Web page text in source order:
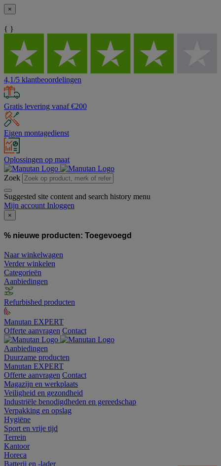
×
{ }
4,1/5 klantbeoordelingen
Gratis levering vanaf €200
Eigen montagedienst
Oplossingen op maat
Zoek
Suggested site content and search history menu
Mijn account Inloggen
×
% nieuwe producten: Toegevoegd
Naar winkelwagen
Verder winkelen
Categorieën
Aanbiedingen
Refurbished producten
Manutan EXPERT
Offerte aanvragen Contact
Aanbiedingen
Duurzame producten
Manutan EXPERT
Offerte aanvragen Contact
Magazijn en werkplaats
Veiligheid en gezondheid
Industriële benodigdheden en gereedschap
Verpakking en opslag
Hygiëne
Sport en vrije tijd
Terrein
Kantoor
Horeca
Batterij en -lader